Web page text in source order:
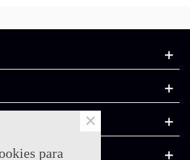
para
×